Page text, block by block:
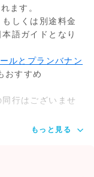
ます。
しくは別途料金
語ガイドとなり
ルとプランバナン
おすすめ
行はございませ
もっと見る